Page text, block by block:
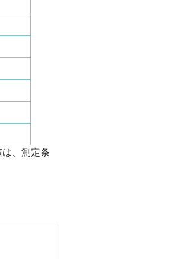
、測定条